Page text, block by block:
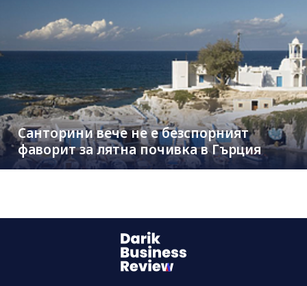
Санторини вече не е безспорният
фаворит за лятна почивка в Гърция